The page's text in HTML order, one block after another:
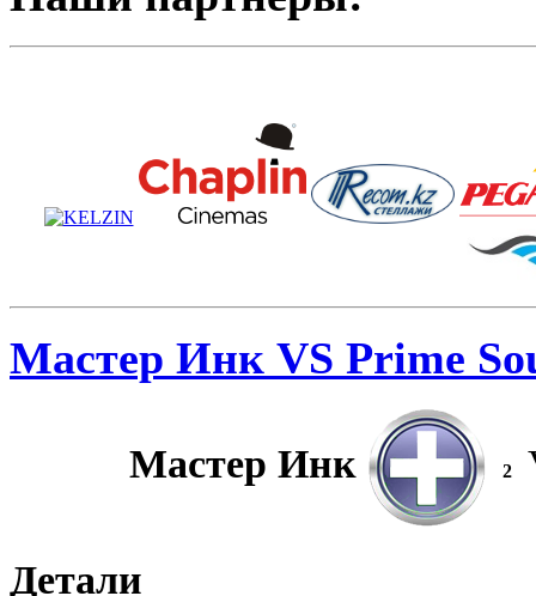
Мастер Инк VS Prime
Мастер Инк 2
Детали